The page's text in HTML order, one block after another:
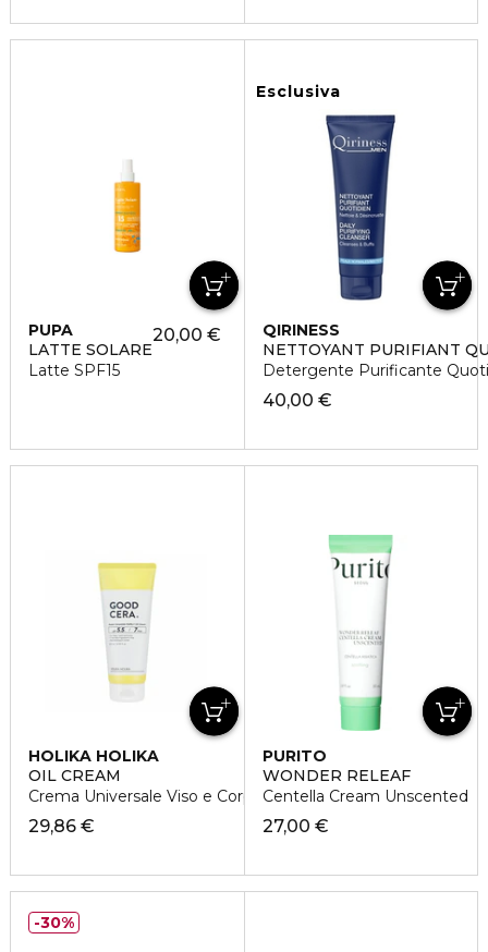
PUPA
LATTE SOLARE
Latte SPF15
20,00 €
Esclusiva
QIRINESS
NETTOYANT PURIFIANT
Detergente Purificante
40,00 €
HOLIKA HOLIKA
OIL CREAM
Crema Universale Viso e Corpo
29,86 €
PURITO
WONDER RELEAF
Centella Cream Unscented
27,00 €
30%